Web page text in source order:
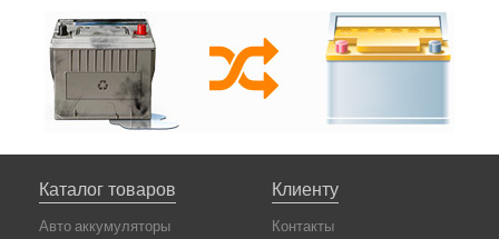
Каталог товаров
Авто аккумуляторы
Клиенту
Контакты